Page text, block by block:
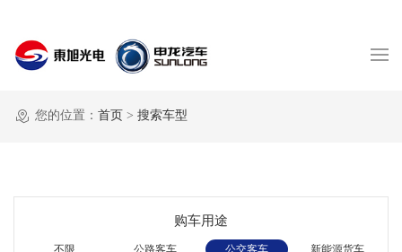
您的位置： 首页 > 搜索车型
购车用途
不限 公路客车 公交客车 新能源货车